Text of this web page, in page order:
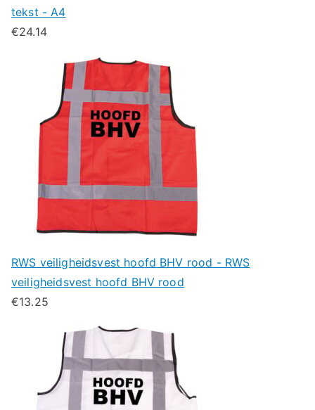
tekst - A4
€24.14
RWS veiligheidsvest hoofd BHV rood - RWS
veiligheidsvest hoofd BHV rood
€13.25